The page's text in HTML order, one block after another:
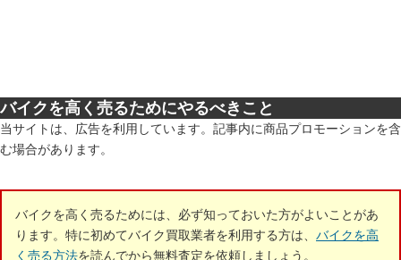
バイクを高く売るためにやるべきこと
当サイトは、広告を利用しています。記事内に商品プロモーションを含
む場合があります。
バイクを高く売るためには、必ず知っておいた方がよいことがあ
ります。特に初めてバイク買取業者を利用する方は、 バイクを高
く売る方法を読んでから無料査定を依頼しましょう。